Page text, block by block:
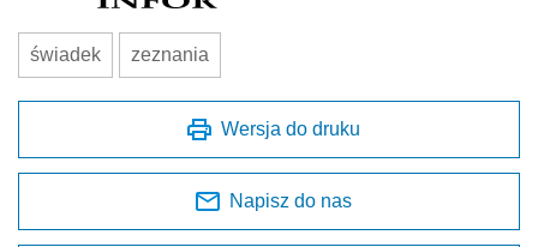
świadek zeznania
Wersja do druku
Napisz do nas